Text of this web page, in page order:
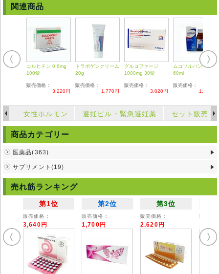
同時に処方される事も多いです。
本剤は原則として食直前に内服しますが、万一飲み忘れた時は食事中でも
1回分を内服してください。
また本剤は通常糖尿病の食後過血糖改善に用いられますが、最近では耐糖
能異常による2型糖尿病の発病予防にも用います。いずれにおいても担当
医の指示下において内服してください。
使用をお願い致します。
副作用
低血糖、腹部膨満感、ガスだまり、おならの増加、軟便、下痢、排便回数
の増加などが見られます。
重大な副作用として劇症肝炎、重篤な肝機能障害、黄疸などの報告があり
ます。
注意事項
●重篤肝硬変の方は、必ず事前に医師にお知らせください。重大な副作用
が発生する場合があります。
●医師から消化器の安静を指示されている方は慎重になる必要がありま
す。特に医師とご相談の上納得してから内服してください。
・持病やアレルギーのある方、また体調不良の方は内服前に医師にお知ら
せください。
剤師にご相談ください。
・妊婦や妊娠の可能性のある方、妊娠希望の方は医師にお知らせくださ
い。
・内服後体調に変化を感じたら医師にご相談ください。
◆ベイスンは、日本国内においては医師の処方を必要とする【要指示薬】
◆本剤の説明文は英文記載の能書を翻訳したものである為、使用方法等が
関連商品
コルヒチン 0.6mg
100錠
販売価格：
3,220円
トラボゲンクリーム
20g
販売価格：
1,770円
グルコファージ
1000mg 30錠
販売価格：
3,020円
ムコソルバン液体
60ml
販売価格：
1,410円
女性ホルモン 避妊ピル・緊急避妊薬 セット販売
商品カテゴリー
医薬品(363)
サプリメント(19)
売れ筋ランキング
第1位
販売価格：
3,640円
第2位
販売価格：
1,700円
第3位
販売価格：
2,620円 3,550